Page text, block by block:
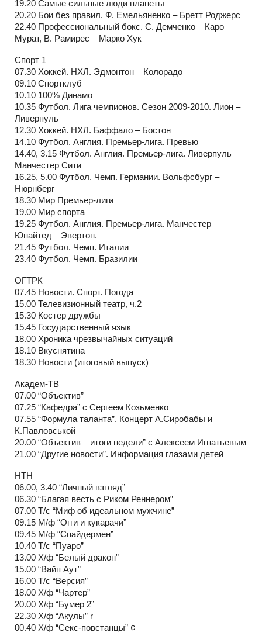
19.20 Самые сильные люди планеты
20.20 Бои без правил. Ф. Емельяненко – Бретт Роджерс
22.40 Профессиональный бокс. С. Демченко – Каро
Мурат, В. Рамирес – Марко Хук
Спорт 1
07.30 Хоккей. НХЛ. Эдмонтон – Колорадо
09.10 Спортклуб
10.10 100% Динамо
10.35 Футбол. Лига чемпионов. Сезон 2009-2010. Лион –
Ливерпуль
12.30 Хоккей. НХЛ. Баффало – Бостон
14.10 Футбол. Англия. Премьер-лига. Превью
14.40, 3.15 Футбол. Англия. Премьер-лига. Ливерпуль –
Манчестер Сити
16.25, 5.00 Футбол. Чемп. Германии. Вольфсбург –
Нюрнберг
18.30 Мир Премьер-лиги
19.00 Мир спорта
19.25 Футбол. Англия. Премьер-лига. Манчестер
Юнайтед – Эвертон.
21.45 Футбол. Чемп. Италии
23.40 Футбол. Чемп. Бразилии
ОГТРК
07.45 Новости. Спорт. Погода
15.00 Телевизионный театр, ч.2
15.30 Костер дружбы
15.45 Государственный язык
18.00 Хроника чрезвычайных ситуаций
18.10 Вкуснятина
18.30 Новости (итоговый выпуск)
Академ-ТВ
07.00 “Объектив”
07.25 “Кафедра” с Сергеем Козьменко
07.55 “Формула таланта”. Концерт А.Сиробабы и
К.Павловськой
20.00 “Объектив – итоги недели” с Алексеем Игнатьевым
21.00 “Другие новости”. Информация глазами детей
НТН
06.00, 3.40 “Личный взгляд”
06.30 “Благая весть с Риком Реннером”
07.00 Т/с “Миф об идеальном мужчине”
09.15 М/ф “Огги и кукарачи”
09.45 М/ф “Спайдермен”
10.40 Т/с “Пуаро”
13.00 Х/ф “Белый дракон”
15.00 “Вайп Аут”
16.00 Т/с “Версия”
18.00 Х/ф “Чартер”
20.00 Х/ф “Бумер 2”
22.30 Х/ф “Акулы” r
00.40 Х/ф “Секс-повстанцы” ¢